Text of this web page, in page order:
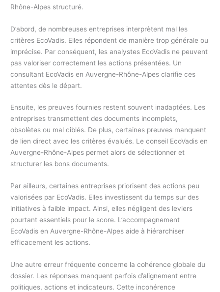
Rhône-Alpes structuré.
D’abord, de nombreuses entreprises interprètent mal les
critères EcoVadis. Elles répondent de manière trop générale ou
imprécise. Par conséquent, les analystes EcoVadis ne peuvent
pas valoriser correctement les actions présentées. Un
consultant EcoVadis en Auvergne-Rhône-Alpes clarifie ces
attentes dès le départ.
Ensuite, les preuves fournies restent souvent inadaptées. Les
entreprises transmettent des documents incomplets,
obsolètes ou mal ciblés. De plus, certaines preuves manquent
de lien direct avec les critères évalués. Le conseil EcoVadis en
Auvergne-Rhône-Alpes permet alors de sélectionner et
structurer les bons documents.
Par ailleurs, certaines entreprises priorisent des actions peu
valorisées par EcoVadis. Elles investissent du temps sur des
initiatives à faible impact. Ainsi, elles négligent des leviers
pourtant essentiels pour le score. L’accompagnement
EcoVadis en Auvergne-Rhône-Alpes aide à hiérarchiser
efficacement les actions.
Une autre erreur fréquente concerne la cohérence globale du
dossier. Les réponses manquent parfois d’alignement entre
politiques, actions et indicateurs. Cette incohérence